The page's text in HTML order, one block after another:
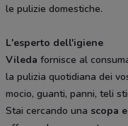
le pulizie domestiche.
L'esperto dell'igiene
Vileda fornisce al
la pulizia quotidiana dei
mocio, guanti, panni, teli
Stai cercando una scopa